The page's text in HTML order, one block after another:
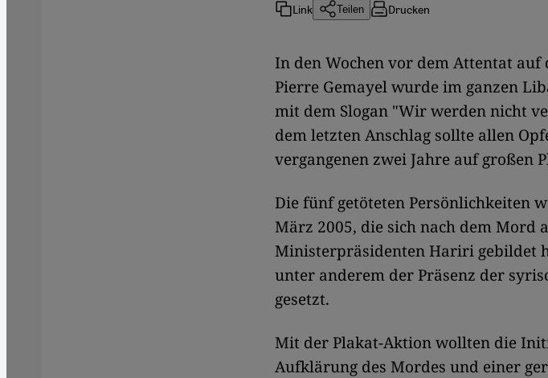
Link Teilen Drucken
​​In den Wochen vor dem Attentat
Pierre Gemayel wurde im ganzen
mit dem Slogan "Wir werden nicht
dem letzten Anschlag sollte allen
vergangenen zwei Jahre auf großen
Die fünf getöteten Persönlichkeiten
März 2005, die sich nach dem Mord
Ministerpräsidenten Hariri gebildet
unter anderem der Präsenz der
gesetzt.
Mit der Plakat-Aktion wollten die
Aufklärung des Mordes und einer